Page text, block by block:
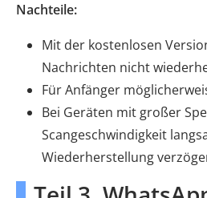
Nachteile:
Mit der kostenlosen
Nachrichten nicht
Für Anfänger
Bei Geräten mit großer
Scangeschwindigkeit
Wiederherstellung